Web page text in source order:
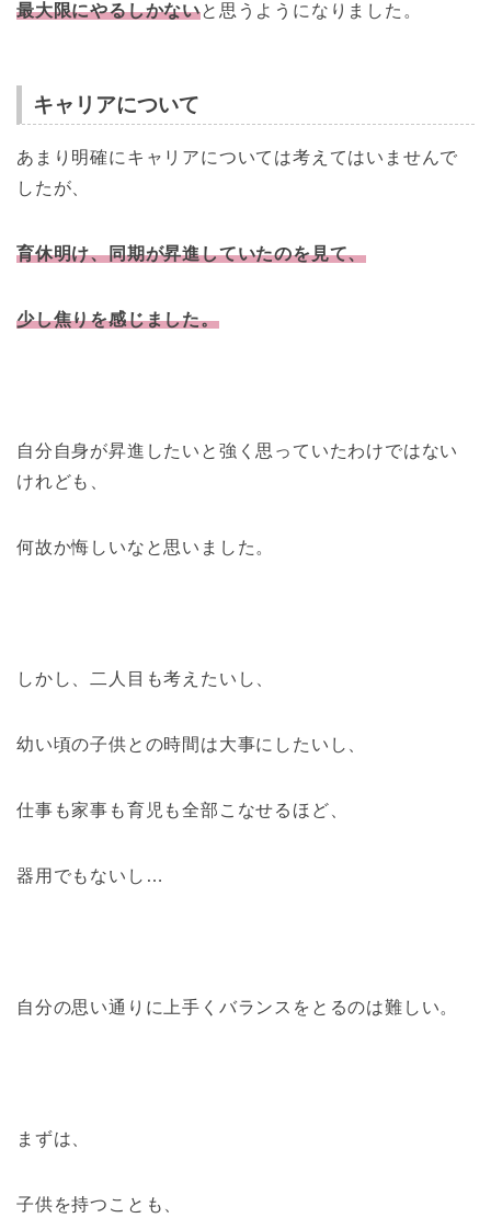
最大限にやるしかないと思うようになりました。
キャリアについて
あまり明確にキャリアについては考えてはいませんで
したが、
育休明け、同期が昇進していたのを見て、
少し焦りを感じました。
自分自身が昇進したいと強く思っていたわけではない
けれども、
何故か悔しいなと思いました。
しかし、二人目も考えたいし、
幼い頃の子供との時間は大事にしたいし、
仕事も家事も育児も全部こなせるほど、
器用でもないし…
自分の思い通りに上手くバランスをとるのは難しい。
まずは、
子供を持つことも、